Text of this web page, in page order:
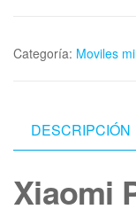
Categoría: Moviles
DESCRIPCIÓN
Xiaomi